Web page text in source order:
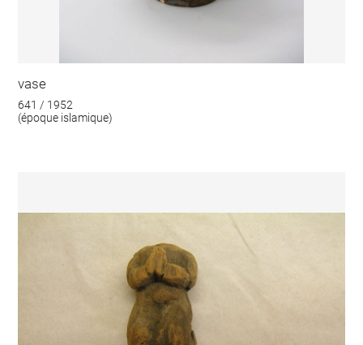
vase
641 / 1952
(époque islamique)